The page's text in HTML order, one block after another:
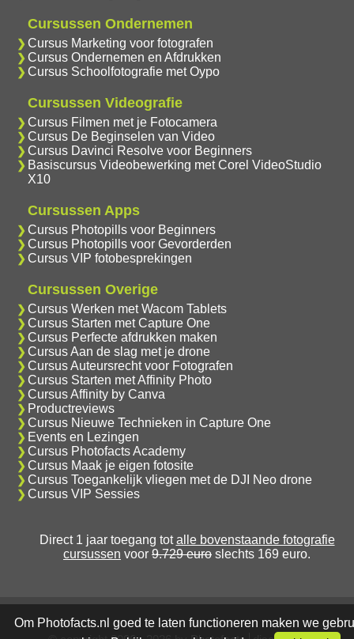
Cursussen Ondernemen
Cursus Marketing voor fotografen
Cursus Ondernemen en Afdrukken
Cursus Schoolfotografie met Oypo
Cursussen Videografie
Cursus Filmen met je Fotocamera
Cursus De Beginselen van Video
Cursus Davinci Resolve voor Beginners
Basiscursus Videobewerking met Corel VideoStudio
X10
Cursussen Apps
Cursus Photopills voor Beginners
Cursus Photopills voor Gevorderden
Cursus VIP fotobesprekingen
Cursussen Overige
Cursus Werken met Wacom Tablets
Cursus Starten met Capture One
Cursus Perfecte afdrukken maken
Cursus Aan de slag met je drone
Cursus Auteursrecht voor Fotografen
Cursus Starten met Affinity Photo
Cursus Affinity by Canva
Productreviews
Cursus Nieuwe Technieken in Capture One
Events en Lezingen
Cursus Photofacts Academy
Cursus Maak je eigen fotosite
Cursus Toegankelijk vliegen met de DJI Neo drone
Cursus VIP Sessies
Direct 1 jaar toegang totalle bovenstaande fotografie
cursussen voor 9.729 euro slechts 169 euro.
Om Photofacts.nl goed te laten functioneren maken we